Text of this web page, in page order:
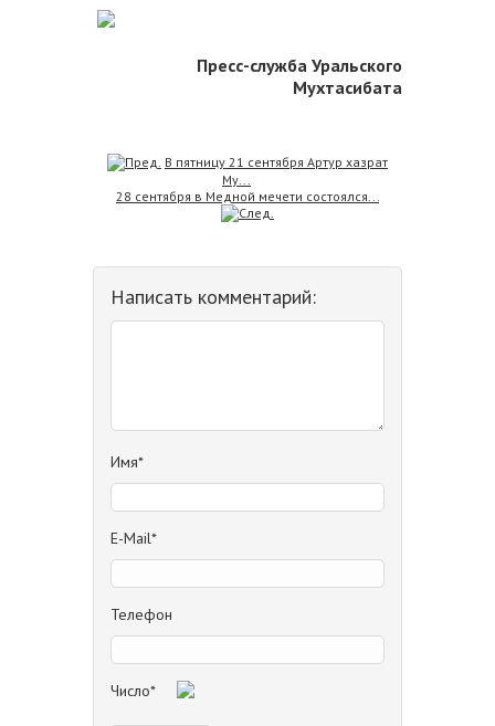
Пресс-служба Уральского
Мухтасибата
В пятницу 21 сентября Артур хазрат
Му...
28 сентября в Медной мечети состоялся...
Написать комментарий:
Имя*
E-Mail*
Телефон
Число*